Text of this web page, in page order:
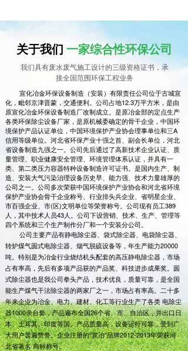
关于我们 一家综合性环保公司
我们具有废水废气施工设计的三级资格证书，承
接全国范围环保工程业务
宣化冶金环保设备制造（安装）有限责任公司位于古城宣
化，毗邻京津晋蒙，交通便利。公司占地12.3万平方米，是由
原宣化冶金环保设备制造厂改制成立。是原冶金部的定点生产
各类环保除尘设备厂家，是原机械委确定的骨干企业，中国环
境保护产品认证单位，中国环境保护产业协会理事单位和三A
信用等级单位。河北省环保产业十强之首、副会长单位，河北
省设备制造九强之一。公司先后通过了高新技术企业认证、质
量管理、职业健康安全管理、环境管理体系认证，并具有一
类、第二类压力容器特种设备制造许可证书。是国内生产、制
造、安装大气污染治理设备历史早、能力强、技术力量雄厚的
公司之一。公司多次荣获中国环境保护产业协会和河北省环境
保护产业协会骨干企业称号、行业排头兵企业、省明星企业、
市百强企业、市(区)文明单位等荣誉称号。公司现有员工389
人，其中技术人员43人。公司下设营销、技术、生产、管理等
四个系统和三个生产制作分厂和一个安装分公司。
公司主要产品有静电除尘器、袋式除尘器、电袋除尘器、
转炉煤气圆式电除尘器、烟气脱硫设备等，年生产能力20000
吨。特别是为冶金行业烧结机头配套的高压静电除尘器，市场
占有率高，先后有多项产品获的产品奖、科技进步成果奖。圆
式除尘器也是我公司拳头产品，技术优良，质量可靠，是全国
能生产煤气干法除尘器的两家厂之一，市场占有率高。二十多
年来企业为冶金、电力、建材、化工等行业生产了各类 电除尘
器1000余台套，产品遍布全国26个省、市、自治区，并出口日
本、土耳其、印度等国。产品质量高，设备运行可靠，受到广
大用户普遍赞誉。企业注册的“宣冶”品牌2012-2013年荣获河
北省著名 商标称号。